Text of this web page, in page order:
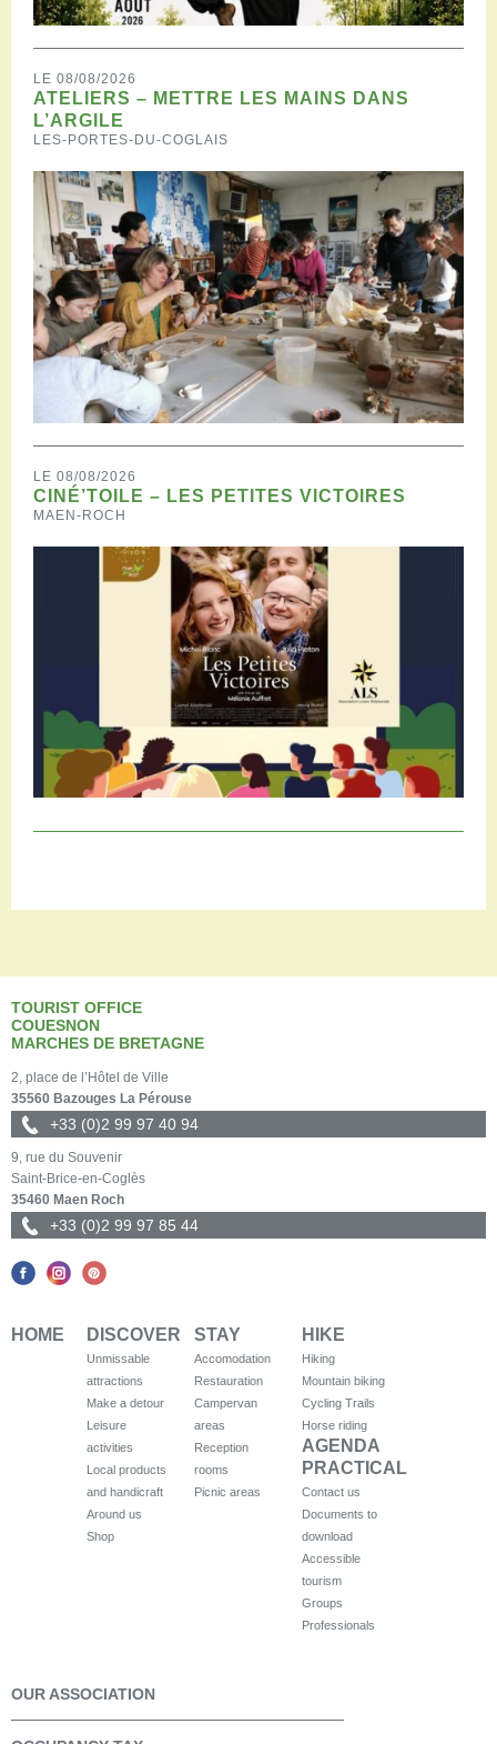
LE 08/08/2026
ATELIERS – METTRE LES MAINS DANS
L’ARGILE
LES-PORTES-DU-COGLAIS
LE 08/08/2026
CINÉ’TOILE – LES PETITES VICTOIRES
MAEN-ROCH
TOURIST OFFICE
COUESNON
MARCHES DE BRETAGNE
2, place de l’Hôtel de Ville
35560 Bazouges La Pérouse
+33 (0)2 99 97 40 94
9, rue du Souvenir
Saint-Brice-en-Coglès
35460 Maen Roch
+33 (0)2 99 97 85 44
HOME DISCOVER
Unmissable
attractions
Make a detour
Leisure
activities
Local products
and handicraft
Around us
Shop
STAY
Accomodation
Restauration
Campervan
areas
Reception
rooms
Picnic areas
HIKE
Hiking
Mountain biking
Cycling Trails
Horse riding
AGENDA
PRACTICAL
Contact us
Documents to
download
Accessible
tourism
Groups
Professionals
OUR ASSOCIATION